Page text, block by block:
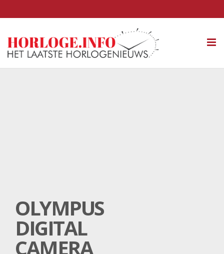
OLYMPUS
DIGITAL
CAMERA